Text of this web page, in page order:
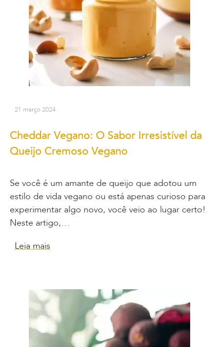
21 março 2024
Cheddar Vegano: O Sabor Irresistível da
Queijo Cremoso Vegano
Se você é um amante de queijo que adotou um
estilo de vida vegano ou está apenas curioso para
experimentar algo novo, você veio ao lugar certo!
Neste artigo,…
Leia mais